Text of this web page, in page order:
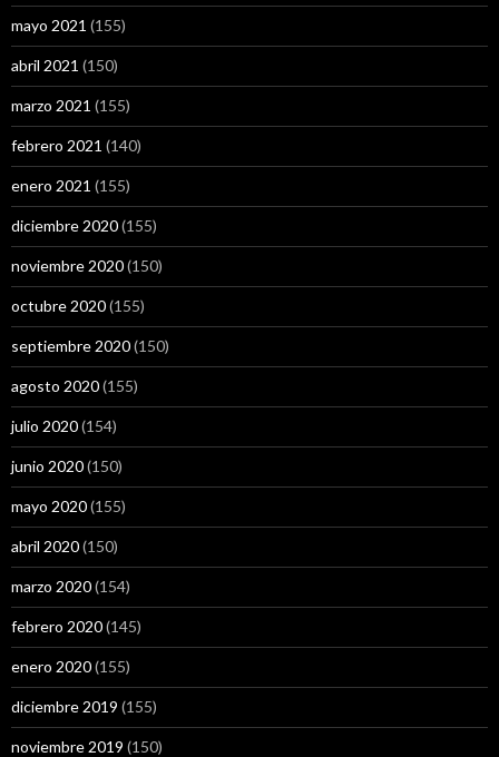
mayo 2021 (155)
abril 2021 (150)
marzo 2021 (155)
febrero 2021 (140)
enero 2021 (155)
diciembre 2020(155)
noviembre 2020(150)
octubre 2020(155)
septiembre 2020(150)
agosto 2020(155)
julio 2020(154)
junio 2020(150)
mayo 2020(155)
abril 2020(150)
marzo 2020(154)
febrero 2020(145)
enero 2020(155)
diciembre 2019 (155)
noviembre 2019 (150)